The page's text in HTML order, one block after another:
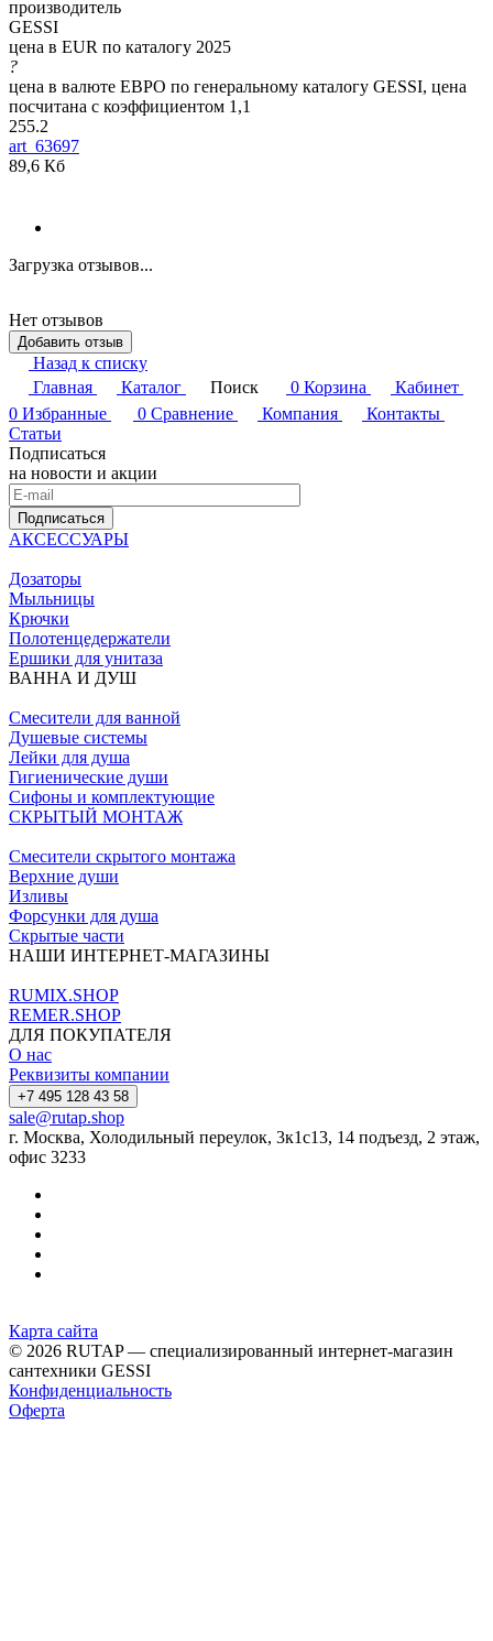
производитель
GESSI
цена в EUR по каталогу 2025
?
цена в валюте ЕВРО по генеральному каталогу GESSI, цена
посчитана с коэффициентом 1,1
255.2
art_63697
89,6 Кб
Загрузка отзывов...
Нет отзывов
Добавить отзыв
Назад к списку
Главная
Каталог Поиск 0 Корзина
Кабинет
0 Избранные 0 Сравнение Компания
Контакты
Статьи
Подписаться
на новости и акции
Подписаться
АКСЕССУАРЫ
Дозаторы
Мыльницы
Крючки
Полотенцедержатели
Ершики для унитаза
ВАННА И ДУШ
Смесители для ванной
Душевые системы
Лейки для душа
Гигиенические души
Сифоны и комплектующие
СКРЫТЫЙ МОНТАЖ
Смесители скрытого монтажа
Верхние души
Изливы
Форсунки для душа
Скрытые части
НАШИ ИНТЕРНЕТ-МАГАЗИНЫ
RUMIX.SHOP
REMER.SHOP
ДЛЯ ПОКУПАТЕЛЯ
О нас
Реквизиты компании
+7 495 128 43 58
sale@rutap.shop
г. Москва, Холодильный переулок, 3к1с13, 14 подъезд, 2 этаж,
офис 3233
Карта сайта
© 2026 RUTAP — специализированный интернет-магазин
сантехники GESSI
Конфиденциальность
Оферта